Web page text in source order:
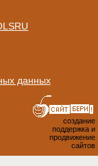
данных
создание
поддержка и
продвижение
сайтов